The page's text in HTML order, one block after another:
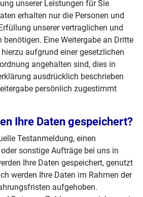
unserer Leistungen für Sie
erhalten nur die Personen und
unserer vertraglichen und
Eine Weitergabe an Dritte
aufgrund einer gesetzlichen
angehalten sind, dies in
ausdrücklich beschrieben
persönlich zugestimmt
Ihre Daten gespeichert?
Testanmeldung, einen
sonstige Aufträge bei uns in
Ihre Daten gespeichert, genutzt
werden Ihre Daten im Rahmen der
aufgehoben.